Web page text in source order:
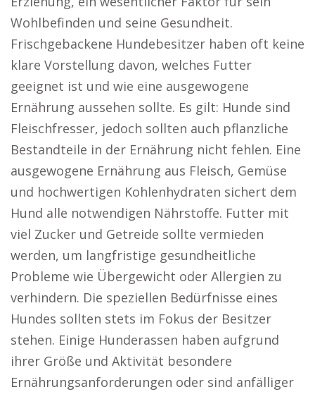
Wohlbefinden und seine Gesundheit.
Frischgebackene Hundebesitzer haben oft keine
klare Vorstellung davon, welches Futter
geeignet ist und wie eine ausgewogene
Ernährung aussehen sollte. Es gilt: Hunde sind
Fleischfresser, jedoch sollten auch pflanzliche
Bestandteile in der Ernährung nicht fehlen. Eine
ausgewogene Ernährung aus Fleisch, Gemüse
und hochwertigen Kohlenhydraten sichert dem
Hund alle notwendigen Nährstoffe. Futter mit
viel Zucker und Getreide sollte vermieden
werden, um langfristige gesundheitliche
Probleme wie Übergewicht oder Allergien zu
verhindern. Die speziellen Bedürfnisse eines
Hundes sollten stets im Fokus der Besitzer
stehen. Einige Hunderassen haben aufgrund
ihrer Größe und Aktivität besondere
Ernährungsanforderungen oder sind anfälliger